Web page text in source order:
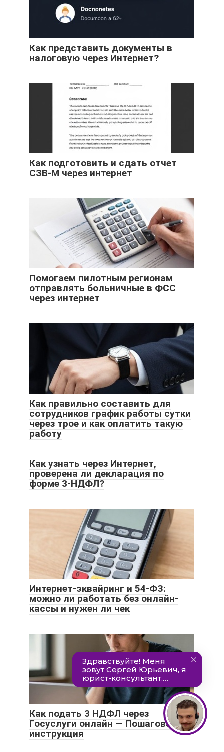
Как представить документы в
налоговую через Интернет?
Как подготовить и сдать отчет
СЗВ-М через интернет
Помогаем пилотным регионам
отправлять больничные в ФСС
через интернет
Как правильно составить для
сотрудников график работы сутки
через трое и как оплатить такую
работу
Как узнать через Интернет,
проверена ли декларация по
форме 3-НДФЛ?
Интернет-эквайринг и 54-ФЗ:
можно ли работать без онлайн-
кассы и нужен ли чек
Как подать 3 НДФЛ через
Госуслуги онлайн — Пошаговая
инструкция